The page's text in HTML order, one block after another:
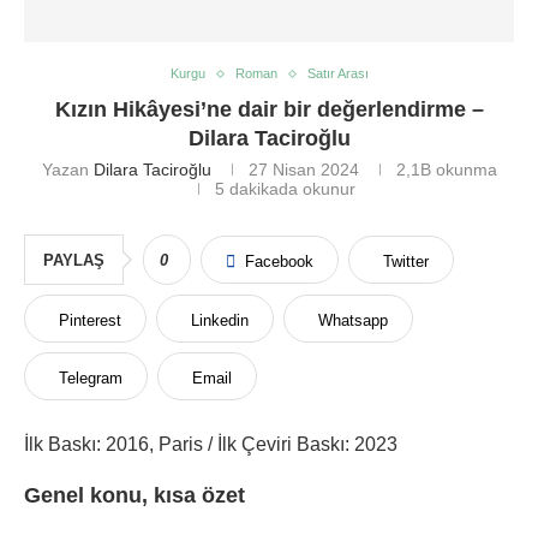
Kurgu Roman Satır Arası
Kızın Hikâyesi’ne dair bir değerlendirme –
Dilara Taciroğlu
Yazan Dilara Taciroğlu 27 Nisan 2024 2,1Bokunma
5 dakikada okunur
PAYLAŞ 0 Facebook Twitter
Pinterest Linkedin Whatsapp
Telegram Email
İlk Baskı: 2016, Paris / İlk Çeviri Baskı: 2023
Genel konu, kısa özet